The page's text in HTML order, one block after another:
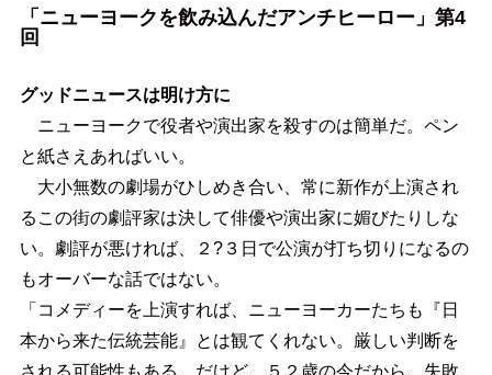
「ニューヨークを飲み込んだアンチヒーロー」第4
回
グッドニュースは明け方に
ニューヨークで役者や演出家を殺すのは簡単だ。ペン
と紙さえあればいい。
大小無数の劇場がひしめき合い、常に新作が上演され
るこの街の劇評家は決して俳優や演出家に媚びたりしな
い。劇評が悪ければ、２?３日で公演が打ち切りになるの
もオーバーな話ではない。
「コメディーを上演すれば、ニューヨーカーたちも『日
本から来た伝統芸能』とは観てくれない。厳しい判断を
される可能性もある。だけど、５２歳の今だから、失敗